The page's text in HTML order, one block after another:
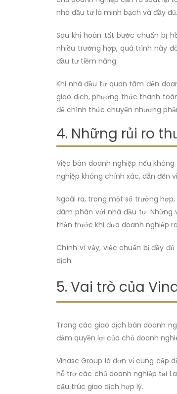
nhà đầu tư là minh bạch và đầy đủ.
Sau khi hoàn tất bước chuẩn bị
nhiều trường hợp, quá trình này
đầu tư tiềm năng.
Khi nhà đầu tư quan tâm đến
giao dịch, phương thức thanh
để chính thức chuyển nhượng
4. Những rủi ro
Việc bán doanh nghiệp nếu
nghiệp không chính xác, dẫn đến
Ngoài ra, trong một số trường
đàm phán với nhà đầu tư.
thận trước khi đưa doanh nghiệp
Chính vì vậy, việc chuẩn bị đầy
dịch.
5. Vai trò của
Trong các giao dịch bán doanh
đảm quyền lợi của chủ doanh
Vinasc Group là đơn vị cung cấp
hỗ trợ các chủ doanh nghiệp tại
cấu trúc giao dịch hợp lý.